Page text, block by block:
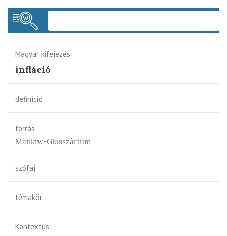
Magyar kifejezés
infláció
definíció
forrás
Mankiw-Glosszárium
szófaj
témakör
Kontextus